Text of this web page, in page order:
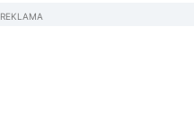
REKLAMA